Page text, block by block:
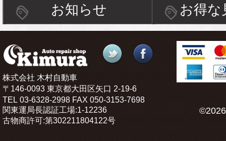
お知らせ
お得な
株式会社 木村自動車
〒146-0093 東京都大田区矢口 2-19-6
TEL 03-6328-2998 FAX 050-3153-7698
関東運局長認証工場:1-12236
古物商許可:第302211804122号